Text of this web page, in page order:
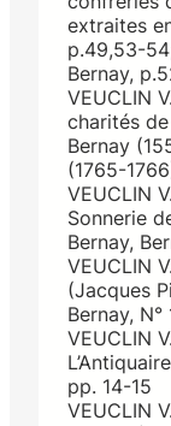
extraites
p.49,53-
Bernay,
VEUCLIN
charités
Bernay
(1765-
VEUCLIN
Sonnerie
Bernay,
VEUCLIN
(Jacques
Bernay,
VEUCLIN
pp. 14-15
VEUCLIN